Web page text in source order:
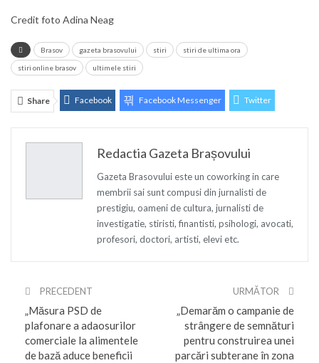
Credit foto Adina Neag
Brasov gazeta brasovului stiri stiri de ultima ora
stiri online brasov ultimele stiri
Share Facebook Facebook Messenger Twitter
Redactia Gazeta Brașovului
Gazeta Brasovului este un coworking in care
membrii sai sunt compusi din jurnalisti de
prestigiu, oameni de cultura, jurnalisti de
investigatie, stiristi, finantisti, psihologi, avocati,
profesori, doctori, artisti, elevi etc.
PRECEDENT
„Măsura PSD de
plafonare a adaosurilor
comerciale la alimentele
de bază aduce beneficii
URMĂTOR
„Demarăm o campanie de
strângere de semnături
pentru construirea unei
parcări subterane în zona